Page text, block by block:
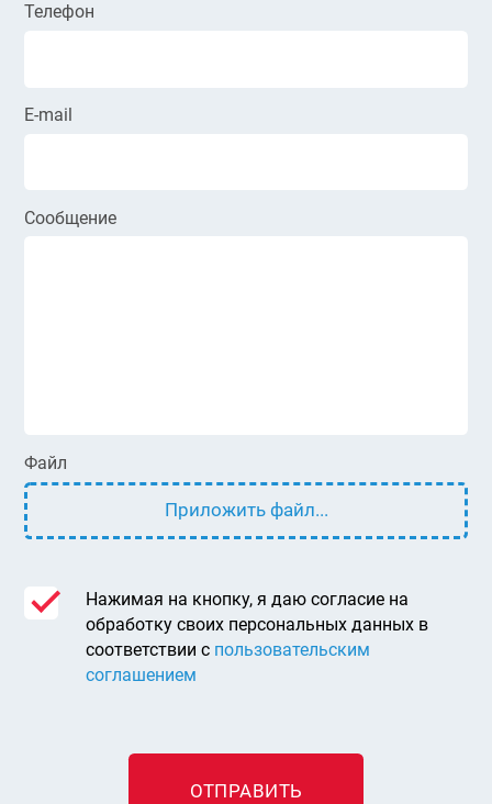
Телефон
E-mail
Сообщение
Файл
Приложить файл...
Нажимая на кнопку, я даю согласие на
обработку своих персональных данных в
соответствии с пользовательским
соглашением
ОТПРАВИТЬ